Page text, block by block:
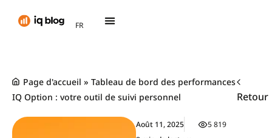
FR
TH
Page d'accueil » Tableau de bord des performances
IQ Option : votre outil de suivi personnel
Retour
Août 11, 2025
5 819